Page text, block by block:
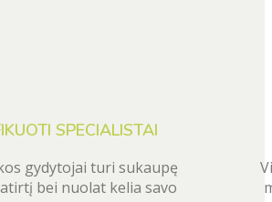
SPECIALISTAI
gydytojai turi sukaupę
bei nuolat kelia savo